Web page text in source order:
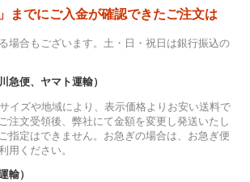
までにご入金が確認できたご注文は
場合もございます。土・日・祝日は銀行振込の
急便、ヤマト運輸）
イズや地域により、表示価格よりお安い送料で
注文受領後、弊社にて金額を変更し発送いたし
指定はできません。お急ぎの場合は、お急ぎ便
用ください。
輸）